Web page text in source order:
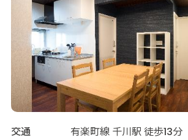
交通
有楽町線 千川駅 徒歩13分